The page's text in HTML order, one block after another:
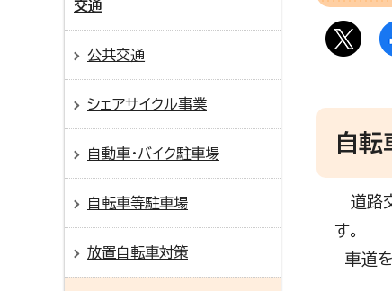
自転
道路
す。
車道
交通
公共交通
シェアサイクル事業
自動車・バイク駐車場
自転車等駐車場
放置自転車対策